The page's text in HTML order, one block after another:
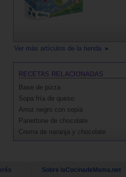
Ver más artículos de la tienda
RECETAS RELACIONADAS
Base de pizza
Sopa fría de queso
Arroz negro con sepia
Panettone de chocolate
Crema de naranja y chocolate
Sobre laCocinadeMama.net